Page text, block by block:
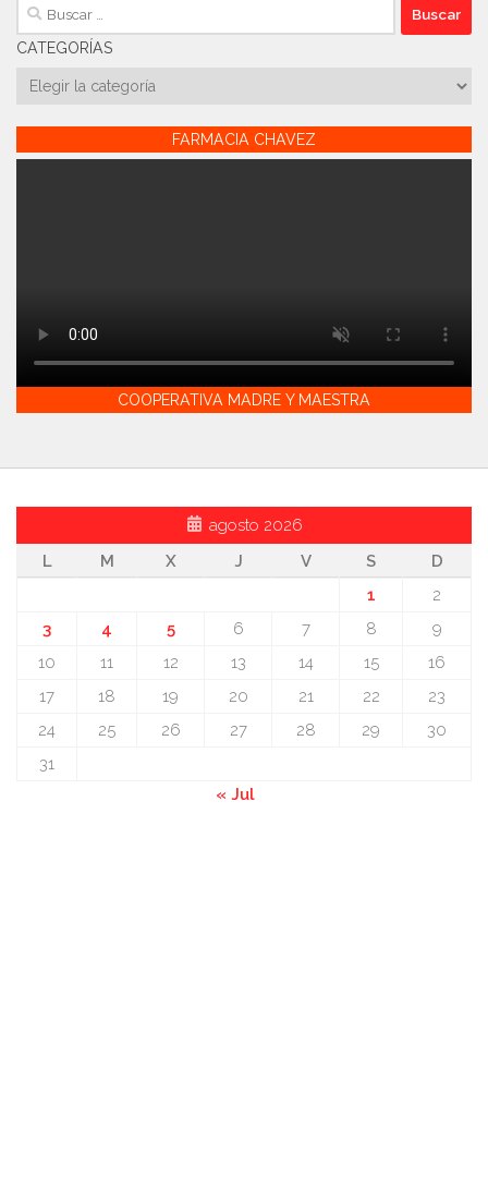
Buscar:
CATEGORÍAS
Categorías
FARMACIA CHAVEZ
COOPERATIVA MADRE Y MAESTRA
agosto 2026
L
M X J V S
D
1
2
3
4 5 6 7 8
9
10
11 12 13 14 15
16
17
18 19 20 21 22
23
24
25 26 27 28 29
30
31
« Jul